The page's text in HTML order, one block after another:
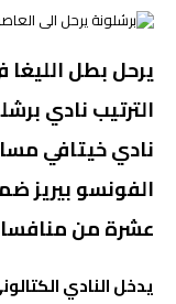
يرحل بطل
الترتيب نادي
نادي خيتافي
الفونسو بيريز
عشرة من
يدخل النادي